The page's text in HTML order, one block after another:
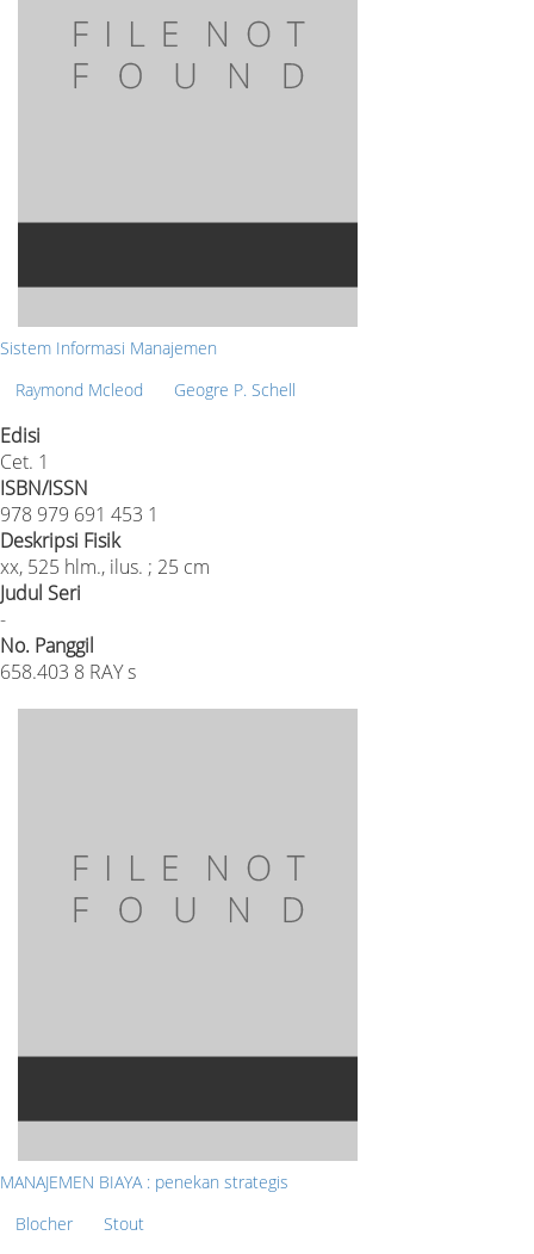
Sistem Informasi Manajemen
Raymond Mcleod
Geogre P. Schell
Edisi
Cet. 1
ISBN/ISSN
978 979 691 453 1
Deskripsi Fisik
xx, 525 hlm., ilus. ; 25 cm
Judul Seri
-
No. Panggil
658.403 8 RAY s
MANAJEMEN BIAYA : penekan strategis
Blocher
Stout